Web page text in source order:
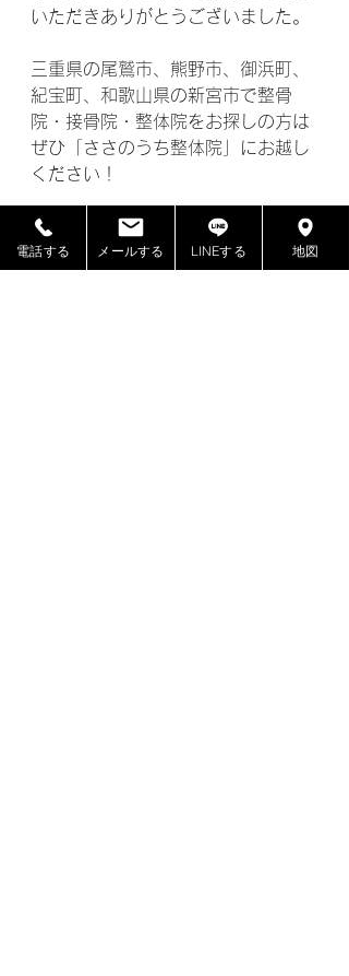
いただきありがとうございました。
三重県の尾鷲市、熊野市、御浜町、
紀宝町、和歌山県の新宮市で整骨
院・接骨院・整体院をお探しの方は
ぜひ「ささのうち整体院」にお越し
ください！
記事
電話する メールする LINEする 地図